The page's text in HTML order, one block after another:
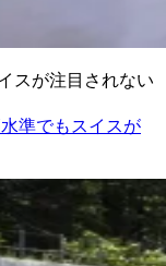
スが注目されない
準でもスイスが